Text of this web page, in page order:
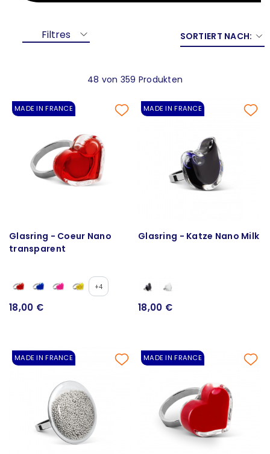
Filtres SORTIERT NACH:
48 von 359 Produkten
MADE IN FRANCE
Glasring - Coeur Nano
transparent
+4
18,00 €
MADE IN FRANCE
Glasring - Katze Nano Milk
18,00 €
MADE IN FRANCE MADE IN FRANCE